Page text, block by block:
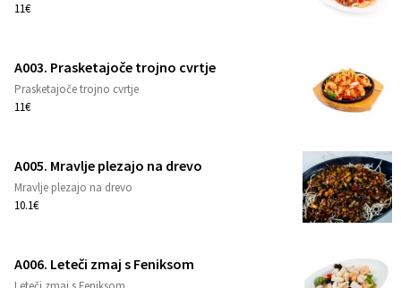
11€
A003. Prasketajoče trojno cvrtje
Prasketajoče trojno cvrtje
11€
A005. Mravlje plezajo na drevo
Mravlje plezajo na drevo
10.1€
A006. Leteči zmaj s Feniksom